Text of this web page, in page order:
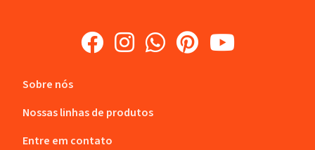
Sobre nós
Nossas linhas de produtos
Entre em contato